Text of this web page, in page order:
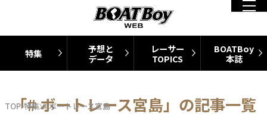
特集
予想と
データ
レーサー
TOPICS
BOATBoy
本誌
TOP 特集 # ボートレース宮島
「# ボートレース宮島」の記事一覧